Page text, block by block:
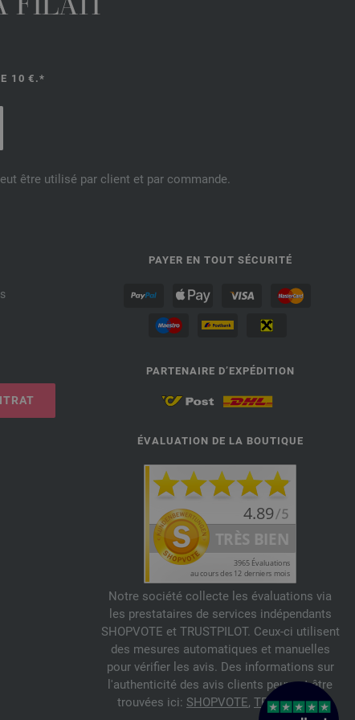
FILATI
10 €.*
être utilisé par client et par commande.
PAYER EN TOUT SÉCURITÉ
PARTENAIRE D’EXPÉDITION
ÉVALUATION DE LA BOUTIQUE
Notre société collecte les évaluations via
les prestataires de services indépendants
SHOPVOTE et TRUSTPILOT. Ceux-ci utilisent
des mesures automatiques et manuelles
pour vérifier les avis. Des informations sur
l'authenticité des avis clients peuvent être
trouvées ici: SHOPVOTE, TRUSTPILOT